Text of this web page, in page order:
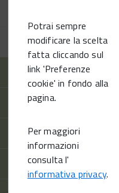
Potrai sempre
modificare la scelta
fatta cliccando sul
link 'Preferenze
cookie' in fondo alla
pagina.
Per maggiori
informazioni
consulta l'
informativa privacy.